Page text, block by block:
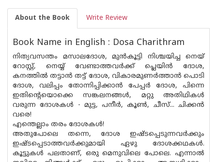
About the Book Write Review
Book Name in English : Dosa Charithram
നിത്യവസന്തം മസാലദോശ, മുൻകൂട്ടി നിശ്ചയിച്ച നെയ്
റോസ്റ്റ്, നെയ്യ് വേണ്ടാത്തവർക്ക് പ്ലെയിൻ ദോശ,
കനത്തിൽ തട്ടാൻ തട്ട് ദോശ, വികാരമുണർത്താൻ പൊടി
ദോശ, വലിപ്പം തോന്നിപ്പിക്കാൻ പേപ്പർ ദോശ, പിന്നെ
ഇതിന്റെയൊക്കെ സങ്കലനങ്ങൾ, മറ്റു അതിഥികൾ
വരുന്ന ദോശകൾ - മുട്ട, പനീർ, കൂൺ, ചീസ്... ചിക്കൻ
വരെ!
എന്തെല്ലാം തരം ദോശകൾ!
അതുപോലെ തന്നെ, ദോശ ഇഷ്ടപ്പെടുന്നവർക്കും
ഇഷ്ടപ്പെടാത്തവർക്കുമായി ഏഴു ദോശക്കഥകൾ.
കൂട്ടുകൾ പലതാണ്, ഒരു മെനുവിലെ പോലെ. എന്നാൽ